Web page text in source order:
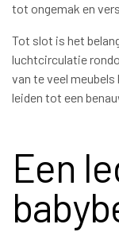
tot ongemak en
Tot slot is het
luchtcirculatie
van te veel
leiden tot een
Een